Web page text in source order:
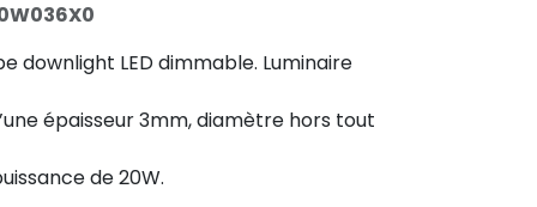
downlight LED dimmable. Luminaire
épaisseur 3mm, diamètre hors tout
de 20W.